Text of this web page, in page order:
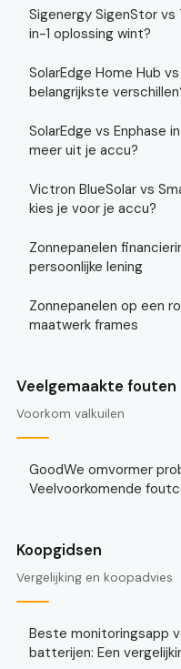
Sigenergy SigenStor vs
in-1 oplossing wint?
SolarEdge Home Hub
belangrijkste
SolarEdge vs Enphase
meer uit je accu?
Victron BlueSolar vs
kies je voor je accu?
Zonnepanelen
persoonlijke lening
Zonnepanelen op een
maatwerk frames
Veelgemaakte fouten
Voorkom valkuilen
GoodWe omvormer
Veelvoorkomende
Koopgidsen
Vergelijking en koopadvies
Beste monitoringsapp
batterijen: Een